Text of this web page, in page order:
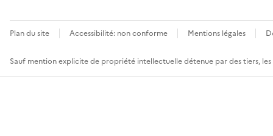
Plan du site Accessibilité: non conforme Mentions légales
Sauf mention explicite de propriété intellectuelle détenue par des tiers,